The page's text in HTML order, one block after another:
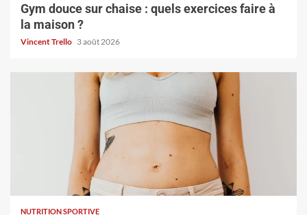
Gym douce sur chaise : quels exercices faire à
la maison ?
Vincent Trello 3 août 2026
NUTRITION SPORTIVE